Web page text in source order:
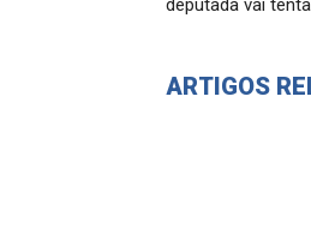
deputada vai
ARTIGOS